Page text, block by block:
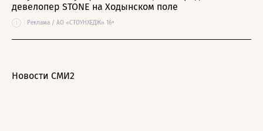
девелопер STONE на Ходынском поле
i Реклама / АО «СТОУНХЕДЖ» 16+
Новости СМИ2